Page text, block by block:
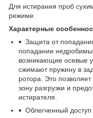
Для истирания проб
режиме.
Характерные
Защита от
попадании
возникающие осевые
сжимают пружину в
ротора. Это
зону разгрузки и
истирателя.
Облегченный доступ